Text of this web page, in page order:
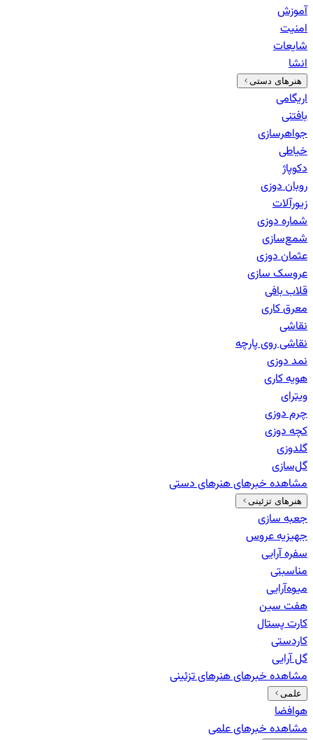
آموزش
امنیت
شایعات
انشا
هنرهای دستی
اریگامی
بافتنی
جواهرسازی
خیاطی
دکوپاژ
روبان دوزی
زیورآلات
شماره دوزی
شمع‌سازی
عثمان دوزی
عروسک سازی
قلاب بافی
معرق کاری
نقاشی
نقاشی روی پارچه
نمد دوزی
هویه کاری
ویترای
چرم دوزی
کچه دوزی
گلدوزی
گل‌سازی
مشاهده خبرهایهنرهای دستی
هنرهای تزئینی
جعبه سازی
جهیزیه عروس
سفره آرایی
مناسبتی
میوه‌آرایی
هفت سین
کارت پستال
کاردستی
گل آرایی
مشاهده خبرهایهنرهای تزئینی
علمی
هوافضا
مشاهده خبرهایعلمی